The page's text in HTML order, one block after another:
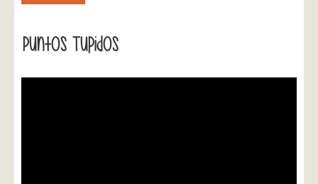
Puntos Tupidos